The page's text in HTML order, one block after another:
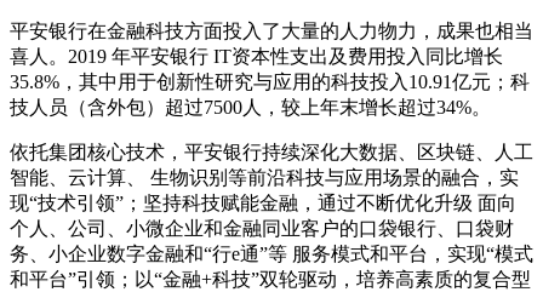
平安银行在金融科技方面投入了大量的人力物力，成果也相当
喜人。2019 年平安银行 IT资本性支出及费用投入同比增长
35.8%，其中用于创新性研究与应用的科技投入10.91亿元；科
技人员（含外包）超过7500人，较上年末增长超过34%。
依托集团核心技术，平安银行持续深化大数据、区块链、人工
智能、云计算、 生物识别等前沿科技与应用场景的融合，实
现“技术引领”；坚持科技赋能金融，通过不断优化升级 面向
个人、公司、小微企业和金融同业客户的口袋银行、口袋财
务、小企业数字金融和“行e通”等 服务模式和平台，实现“模式
和平台”引领；以“金融+科技”双轮驱动，培养高素质的复合型